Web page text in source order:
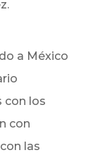
a México
con los
con
las